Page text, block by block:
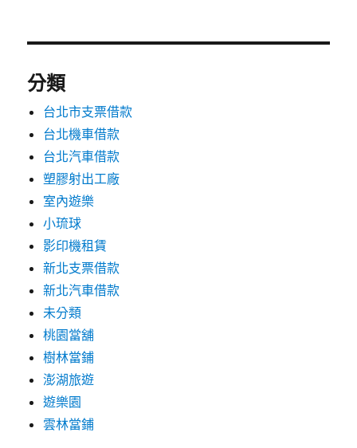
分類
台北市支票借款
台北機車借款
台北汽車借款
塑膠射出工廠
室內遊樂
小琉球
影印機租賃
新北支票借款
新北汽車借款
未分類
桃園當舖
樹林當鋪
澎湖旅遊
遊樂園
雲林當鋪